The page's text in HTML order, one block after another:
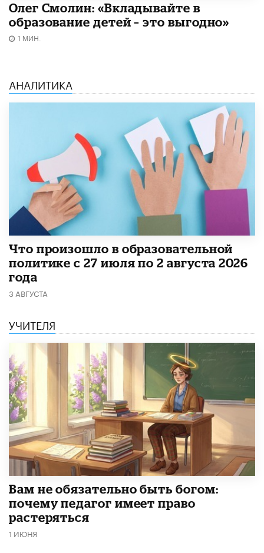
Олег Смолин: «Вкладывайте в
образование детей – это выгодно»
1 МИН.
АНАЛИТИКА
​Что произошло в образовательной
политике с 27 июля по 2 августа 2026
года
3 АВГУСТА
УЧИТЕЛЯ
​Вам не обязательно быть богом:
почему педагог имеет право
растеряться
1 ИЮНЯ